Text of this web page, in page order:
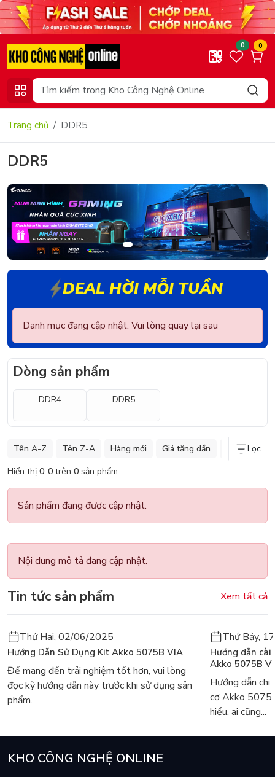
0 0
Trang chủ DDR5
DDR5
DEAL HỜI MỖI TUẦN
Danh mục đang cập nhật. Vui lòng quay lại sau
Dòng sản phẩm
DDR4 DDR5
Hiển thị 0-0 trên 0 sản phẩm
Tên A-Z Tên Z-A Hàng mới Giá tăng dần Giá giảm dần
Lọc
Sản phẩm đang được cập nhật.
Nội dung mô tả đang cập nhật.
Tin tức sản phẩm Xem tất cả
Thứ Hai, 02/06/2025
Hướng Dẫn Sử Dụng Kit Akko 5075B VIA
Để mang đến trải nghiệm tốt hơn, vui lòng
đọc kỹ hướng dẫn này trước khi sử dụng sản
phẩm.
Thứ Bảy,
Hướng dẫn
Akko 5075B
Hướng dẫn
cơ Akko
hiểu, ai cũng...
KHO CÔNG NGHỆ ONLINE